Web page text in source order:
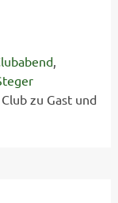
,
zu Gast und